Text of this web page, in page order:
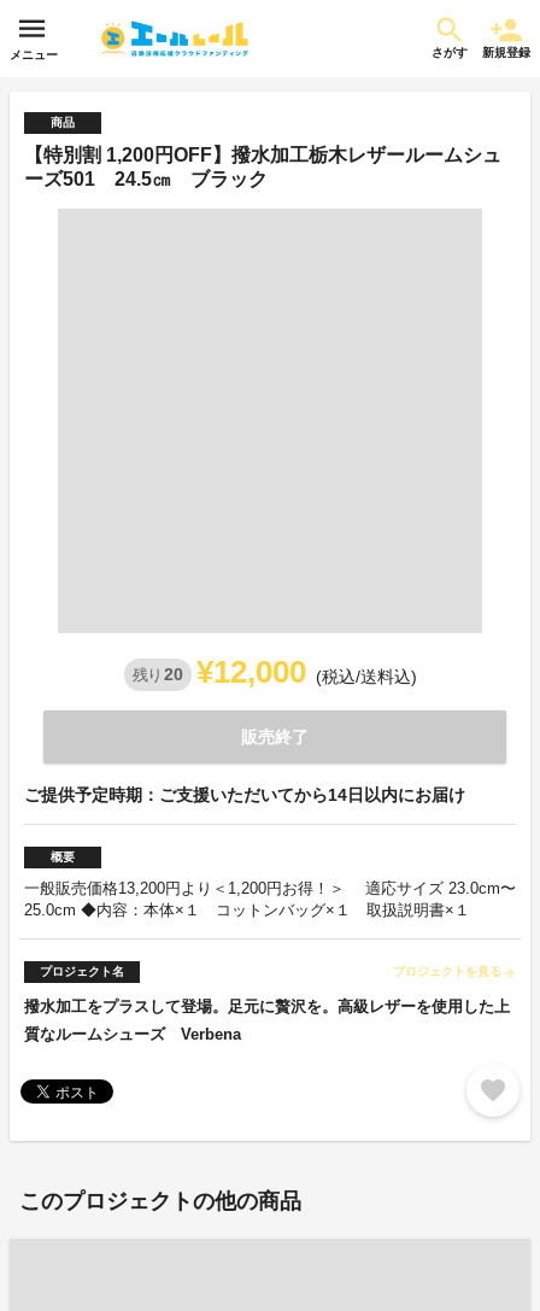
メニュー さがす 新規登録
商品
【特別割 1,200円OFF】撥水加工栃木レザールームシュ
ーズ501 24.5㎝ ブラック
残り 20 ¥12,000 (税込/送料込)
販売終了
ご提供予定時期：ご支援いただいてから14日以内にお届け
概要
一般販売価格13,200円より＜1,200円お得！＞ 適応サイズ 23.0cm〜
25.0cm ◆内容：本体×１ コットンバッグ×１ 取扱説明書×１
プロジェクト名 プロジェクトを見る arrow_forward
撥水加工をプラスして登場。足元に贅沢を。高級レザーを使用した上
質なルームシューズ Verbena
favorite
このプロジェクトの他の商品